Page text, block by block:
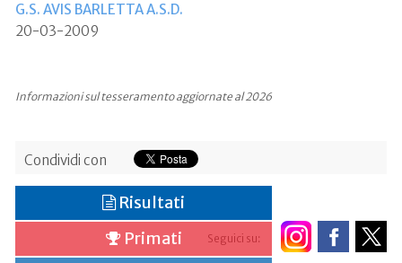
G.S. AVIS BARLETTA A.S.D.
20-03-2009
Informazioni sul tesseramento aggiornate al 2026
Condividi con
Seguici su:
Risultati
Primati